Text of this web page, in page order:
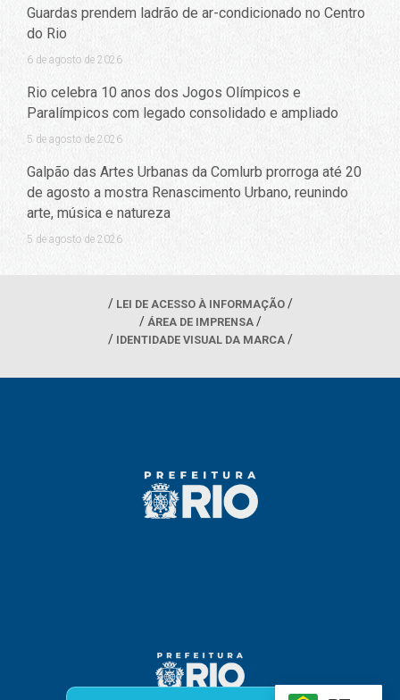
Guardas prendem ladrão de ar-condicionado no Centro
do Rio
6 de agosto de 2026
Rio celebra 10 anos dos Jogos Olímpicos e
Paralímpicos com legado consolidado e ampliado
5 de agosto de 2026
Galpão das Artes Urbanas da Comlurb prorroga até 20
de agosto a mostra Renascimento Urbano, reunindo
arte, música e natureza
5 de agosto de 2026
LEI DE ACESSO À INFORMAÇÃO
ÁREA DE IMPRENSA
IDENTIDADE VISUAL DA MARCA